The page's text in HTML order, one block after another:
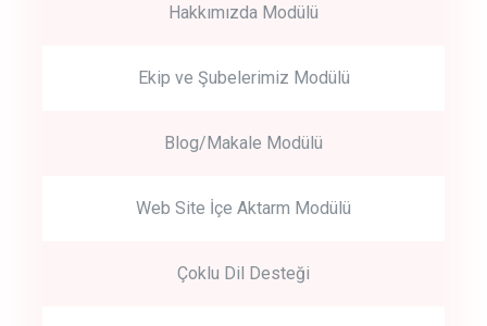
Hakkımızda Modülü
Ekip ve Şubelerimiz Modülü
Blog/Makale Modülü
Web Site İçe Aktarm Modülü
Çoklu Dil Desteği